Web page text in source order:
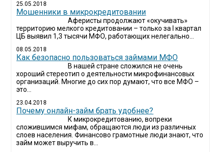
25.05.2018
Мошенники в микрокредитовании
Аферисты продолжают «окучивать»
территорию мелкого кредитовании – только за I квартал
ЦБ выявил 1,3 тысячи МФО, работающих нелегально...
08.05.2018
Как безопасно пользоваться займами МФО
В нашей стране сложился не очень
хороший стереотип о деятельности микрофинансовых
организаций. Многие до сих пор думают, что все МФО –
это...
23.04.2018
Почему онлайн-займ брать удобнее?
К микрокредитованию, вопреки
сложившимся мифам, обращаются люди из различных
слоев населения. Финансово грамотные люди знают, что
займ может выручить в...